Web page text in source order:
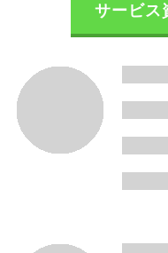
サービ